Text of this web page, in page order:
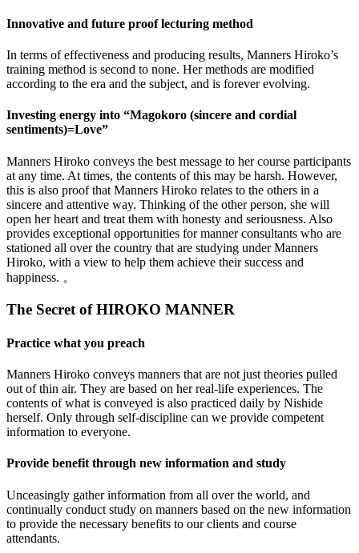
Innovative and future proof lecturing method
In terms of effectiveness and producing results, Manners Hiroko’s
training method is second to none. Her methods are modified
according to the era and the subject, and is forever evolving.
Investing energy into “Magokoro (sincere and cordial
sentiments)=Love”
Manners Hiroko conveys the best message to her course participants
at any time. At times, the contents of this may be harsh. However,
this is also proof that Manners Hiroko relates to the others in a
sincere and attentive way. Thinking of the other person, she will
open her heart and treat them with honesty and seriousness. Also
provides exceptional opportunities for manner consultants who are
stationed all over the country that are studying under Manners
Hiroko, with a view to help them achieve their success and
happiness. 。
The Secret of HIROKO MANNER
Practice what you preach
Manners Hiroko conveys manners that are not just theories pulled
out of thin air. They are based on her real-life experiences. The
contents of what is conveyed is also practiced daily by Nishide
herself. Only through self-discipline can we provide competent
information to everyone.
Provide benefit through new information and study
Unceasingly gather information from all over the world, and
continually conduct study on manners based on the new information
to provide the necessary benefits to our clients and course
attendants.